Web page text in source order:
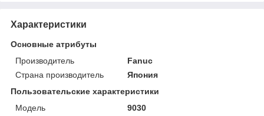
Характеристики
Основные атрибуты
Производитель
Fanuc
Страна производитель
Япония
Пользовательские характеристики
Модель
9030